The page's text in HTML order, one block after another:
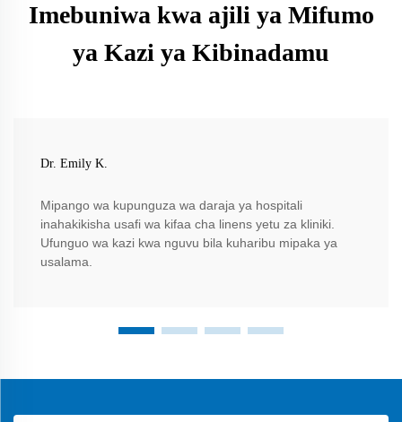
Imebuniwa kwa ajili ya Mifumo
ya Kazi ya Kibinadamu
Dr. Emily K.
Mipango wa kupunguza wa daraja ya hospitali
inahakikisha usafi wa kifaa cha linens yetu za kliniki.
Ufunguo wa kazi kwa nguvu bila kuharibu mipaka ya
usalama.